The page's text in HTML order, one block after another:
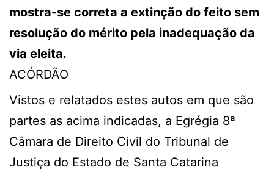
mostra-se correta a extinção do feito sem
resolução do mérito pela inadequação da
via eleita.
ACÓRDÃO
Vistos e relatados estes autos em que são
partes as acima indicadas, a Egrégia 8ª
Câmara de Direito Civil do Tribunal de
Justiça do Estado de Santa Catarina